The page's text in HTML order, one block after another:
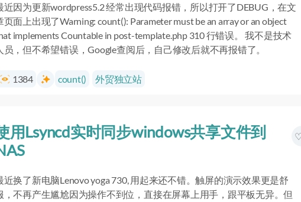
近因为更新wordpress5.2 经常出现代码报错，所以打开了DEBUG，在文
页面上出现了Warning: count(): Parameter must be an array or an object
implements Countable in post-template.php 310 行错误。 我不是技术
员，但不希望错误，Google查阅后，自己修改后就不再报错了。
1384 count() 外贸独立站
用Lsyncd实时同步windows共享文件到
近换了新电脑Lenovo yoga 730, 用起来还不错。触屏的演示效果更是舒
，不再产生尴尬因为操作不到位，直接在屏幕上用手，跟平板无异。但